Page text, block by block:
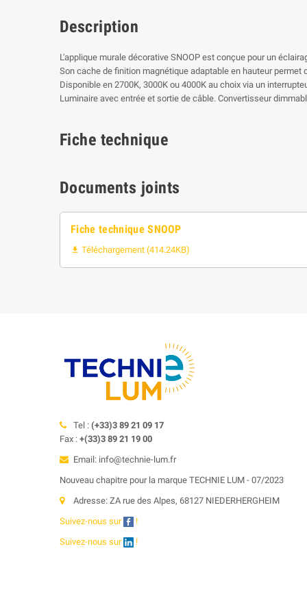
Description
L'applique murale décorative SNOOP est conçue pour un
Son cache de finition magnétique adaptable en hauteur permet
Disponible en 2700K, 3000K ou 4000K au choix via un
Luminaire avec entrée et sortie de câble. Convertisseur
Fiche technique
Documents joints
Fiche technique SNOOP
 Téléchargement (414.24KB)
Tel : (+33)3 89 21 09 17
Fax : +(33)3 89 21 19 00
Email: info@technie-lum.fr
Nouveau chapitre pour la marque TECHNIE LUM - 07/2023
Adresse: ZA rue des Alpes, 68127 NIEDERHERGHEIM
Suivez-nous sur
!
Suivez-nous sur
!